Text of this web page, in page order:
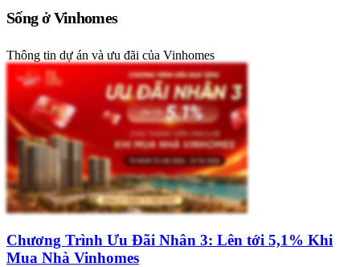
Sống ở Vinhomes
Thông tin dự án và ưu đãi của Vinhomes
Chương Trình Ưu Đãi Nhân 3: Lên tới 5,1% Khi
Mua Nhà Vinhomes